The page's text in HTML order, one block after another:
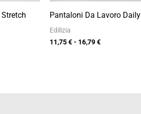
Pantaloni Da Lavoro Daily
Edilizia
11,75€- 16,79€